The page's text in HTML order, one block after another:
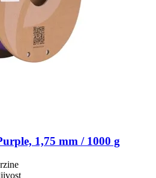
1,75 mm / 1000 g